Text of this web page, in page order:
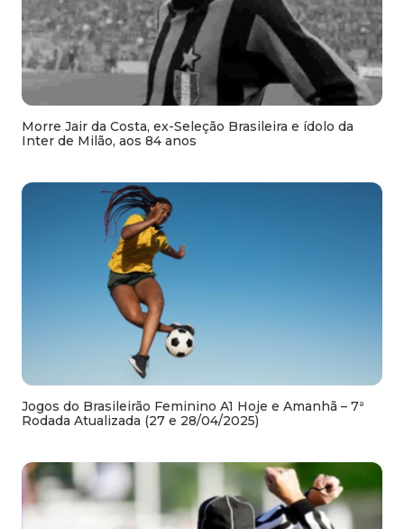
Morre Jair da Costa, ex-Seleção Brasileira e ídolo da
Inter de Milão, aos 84 anos
Jogos do Brasileirão Feminino A1 Hoje e Amanhã – 7ª
Rodada Atualizada (27 e 28/04/2025)